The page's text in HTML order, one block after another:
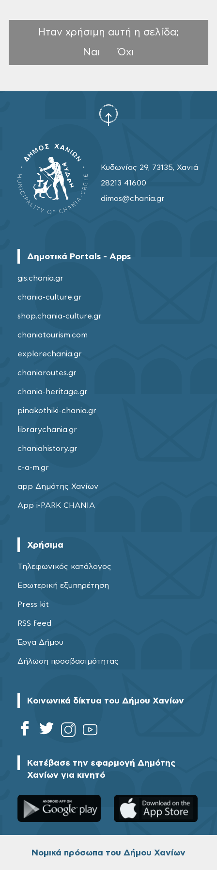
Ηταν χρήσιμη αυτή η σελίδα;
Ναι
Όχι
Κυδωνίας 29, 73135, Χανιά
28213 41600
dimos@chania.gr
Δημοτικά Portals - Apps
gis.chania.gr
chania-culture.gr
shop.chania-culture.gr
chaniatourism.com
explorechania.gr
chaniaroutes.gr
chania-heritage.gr
pinakothiki-chania.gr
librarychania.gr
chaniahistory.gr
c-a-m.gr
app Δημότης Χανίων
App i-PARK CHANIA
Χρήσιμα
Τηλεφωνικός κατάλογος
Εσωτερική εξυπηρέτηση
Press kit
RSS feed
Έργα Δήμου
Δήλωση προσβασιμότητας
Κοινωνικά δίκτυα του Δήμου Χανίων
Κατέβασε την εφαρμογή Δημότης
Χανίων για κινητό
Νομικά πρόσωπα του Δήμου Χανίων